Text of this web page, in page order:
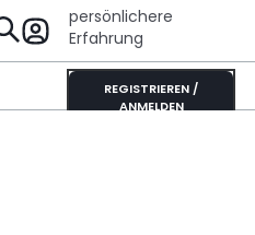
persönlichere
Erfahrung
REGISTRIEREN /
ANMELDEN